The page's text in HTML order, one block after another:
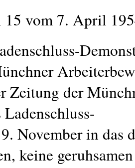
15 vom 7. April
Zeitung der
November in das
keine